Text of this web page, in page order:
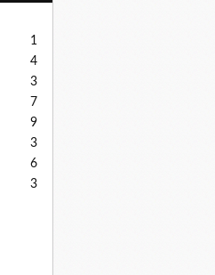
1
4
3
7
9
3
6
3